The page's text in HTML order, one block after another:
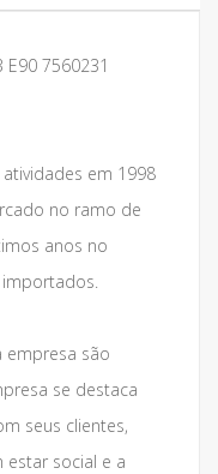
7560231
atividades em 1998
no ramo de
anos no
empresa são
se destaca
seus clientes,
social e a